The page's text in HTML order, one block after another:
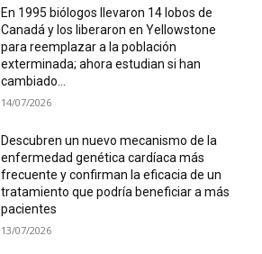
En 1995 biólogos llevaron 14 lobos de
Canadá y los liberaron en Yellowstone
para reemplazar a la población
exterminada; ahora estudian si han
cambiado...
14/07/2026
Descubren un nuevo mecanismo de la
enfermedad genética cardíaca más
frecuente y confirman la eficacia de un
tratamiento que podría beneficiar a más
pacientes
13/07/2026